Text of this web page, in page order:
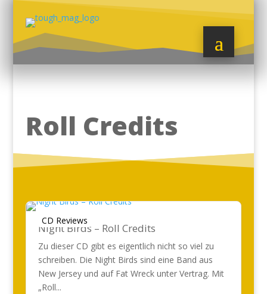
Roll Credits
CD Reviews
Night Birds – Roll Credits
Zu dieser CD gibt es eigentlich nicht so viel zu
schreiben. Die Night Birds sind eine Band aus
New Jersey und auf Fat Wreck unter Vertrag. Mit
„Roll...